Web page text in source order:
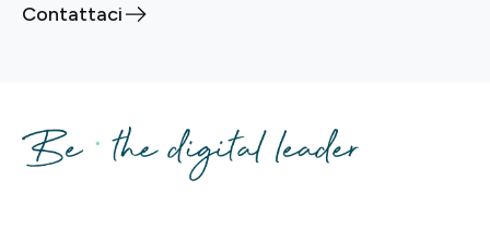
Contattaci